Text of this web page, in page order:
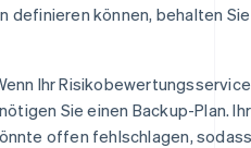
definieren können, behalten Sie
Ihr Risikobewertungsservice
Sie einen Backup-Plan. Ihr
offen fehlschlagen,